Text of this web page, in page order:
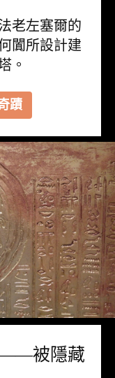
老左塞爾的
闐所設計建
。
蹟
——被隱藏